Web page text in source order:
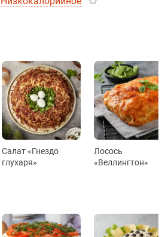
Салат «Гнездо
глухаря»
Лосось
«Веллингтон»